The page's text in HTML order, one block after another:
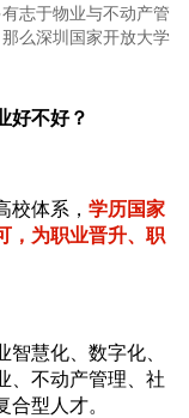
志于物业与不动产管
么深圳国家开放大学
好不好？
体系， 学历国家
，为职业晋升、职
慧化、数字化、
、不动产管理、社
型人才。